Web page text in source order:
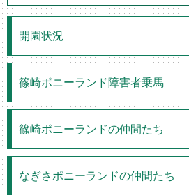
開園状況
篠崎ポニーランド障害者乗馬
篠崎ポニーランドの仲間たち
なぎさポニーランドの仲間たち